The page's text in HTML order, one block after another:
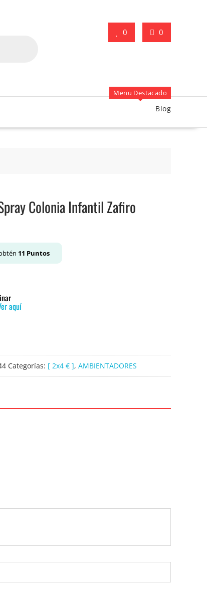
0 0
Menu Destacado
Blog
Colonia Infantil Zafiro
11 Puntos
aquí
Categorías: [ 2x4 € ], AMBIENTADORES